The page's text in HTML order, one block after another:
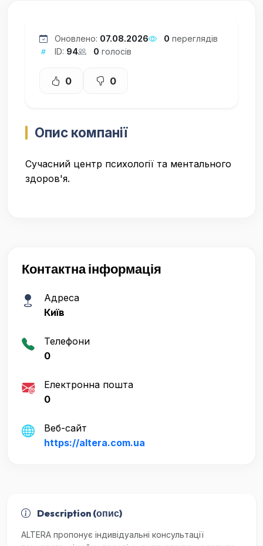
Оновлено: 07.08.2026 0 переглядів
ID: 94 0 голосів
0 0
Опис компанії
Сучасний центр психології та ментального
здоров'я.
Контактна інформація
Адреса
Київ
Телефони
0
Електронна пошта
0
Веб-сайт
https://altera.com.ua
Description (опис)
ALTERA пропонує індивідуальні консультації